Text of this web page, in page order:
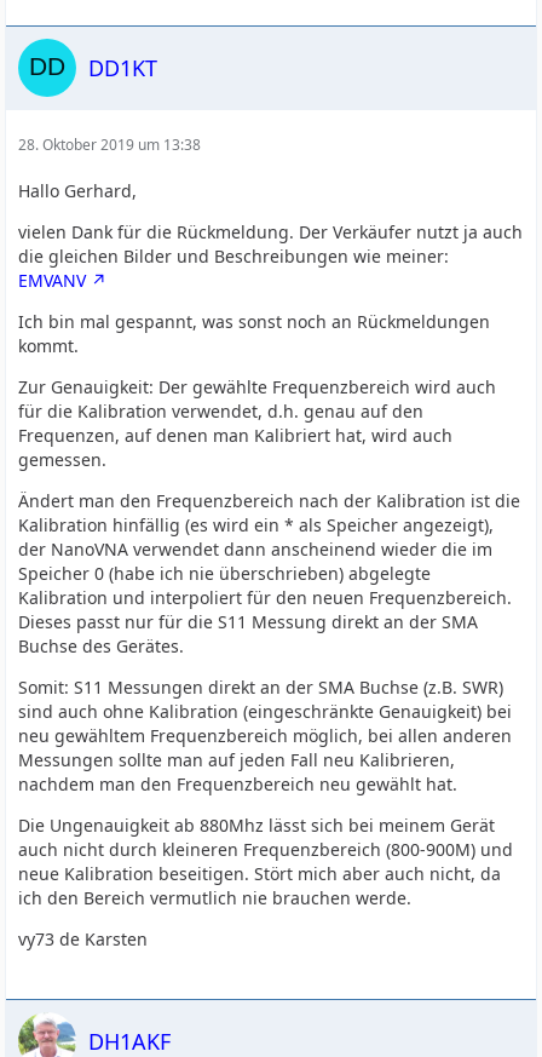
Beschreibungen sind oft kopiert und das CalSet scheint
manchmal dabei zu sein, auch wenn es nicht in der
Lieferliste steht.
DD1KT
28. Oktober 2019 um 13:38
Hallo Gerhard,
vielen Dank für die Rückmeldung. Der Verkäufer nutzt ja auch
die gleichen Bilder und Beschreibungen wie meiner:
EMVANV
Ich bin mal gespannt, was sonst noch an Rückmeldungen
kommt.
Zur Genauigkeit: Der gewählte Frequenzbereich wird auch
für die Kalibration verwendet, d.h. genau auf den
Frequenzen, auf denen man Kalibriert hat, wird auch
gemessen.
Ändert man den Frequenzbereich nach der Kalibration ist die
Kalibration hinfällig (es wird ein * als Speicher angezeigt),
der NanoVNA verwendet dann anscheinend wieder die im
Speicher 0 (habe ich nie überschrieben) abgelegte
Kalibration und interpoliert für den neuen Frequenzbereich.
Dieses passt nur für die S11 Messung direkt an der SMA
Buchse des Gerätes.
Somit: S11 Messungen direkt an der SMA Buchse (z.B. SWR)
sind auch ohne Kalibration (eingeschränkte Genauigkeit) bei
neu gewähltem Frequenzbereich möglich, bei allen anderen
Messungen sollte man auf jeden Fall neu Kalibrieren,
nachdem man den Frequenzbereich neu gewählt hat.
Die Ungenauigkeit ab 880Mhz lässt sich bei meinem Gerät
auch nicht durch kleineren Frequenzbereich (800-900M) und
neue Kalibration beseitigen. Stört mich aber auch nicht, da
ich den Bereich vermutlich nie brauchen werde.
vy73 de Karsten
DH1AKF